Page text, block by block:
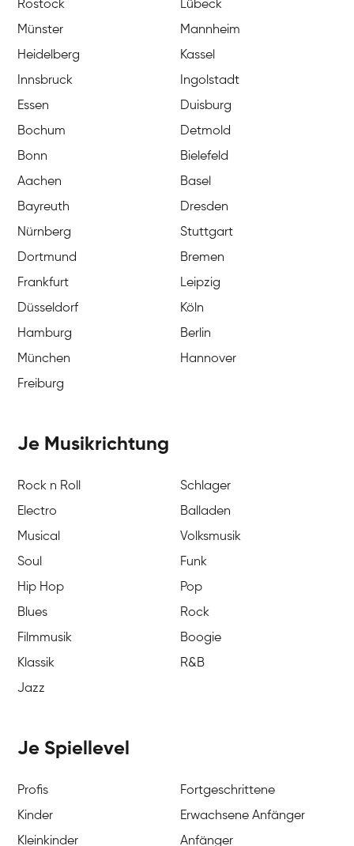
Rostock
Lübeck
Münster
Mannheim
Heidelberg
Kassel
Innsbruck
Ingolstadt
Essen
Duisburg
Bochum
Detmold
Bonn
Bielefeld
Aachen
Basel
Bayreuth
Dresden
Nürnberg
Stuttgart
Dortmund
Bremen
Frankfurt
Leipzig
Düsseldorf
Köln
Hamburg
Berlin
München
Hannover
Freiburg
Je Musikrichtung
Rock n Roll
Schlager
Electro
Balladen
Musical
Volksmusik
Soul
Funk
Hip Hop
Pop
Blues
Rock
Filmmusik
Boogie
Klassik
R&B
Jazz
Je Spiellevel
Profis
Fortgeschrittene
Kinder
Erwachsene Anfänger
Kleinkinder
Anfänger